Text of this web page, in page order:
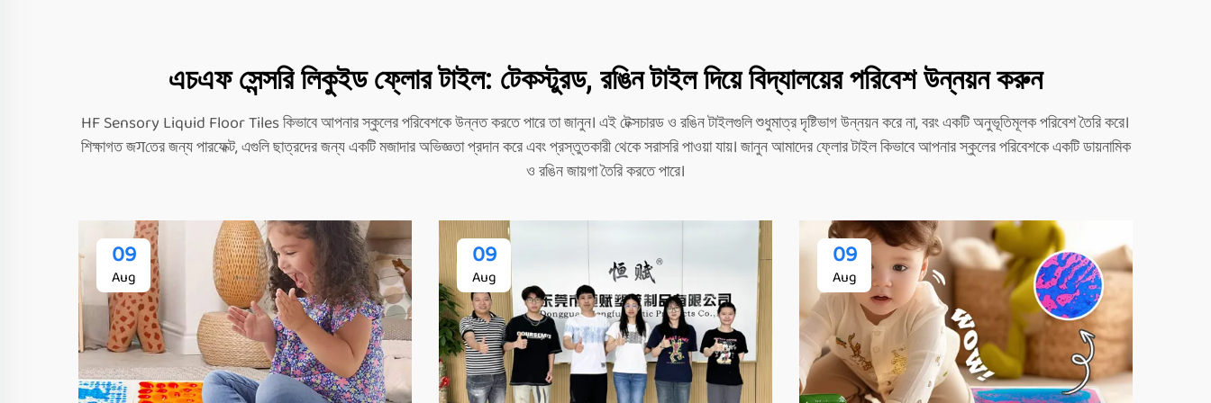
এচএফ সেন্সরি লিকুইড ফ্লোর টাইল: টেকস্টুরড, রঙিন টাইল দিয়ে বিদ্যালয়ের পরিবেশ উন্নয়ন করুন
HF Sensory Liquid Floor Tiles কিভাবে আপনার স্কুলের পরিবেশকে উন্নত করতে পারে তা জানুন। এই টেক্সচারড ও রঙিন টাইলগুলি শুধুমাত্র দৃষ্টিভাগ উন্নয়ন করে না, বরং একটি অনুভূতিমূলক পরিবেশ তৈরি করে।
শিক্ষাগত জगতের জন্য পারফেক্ট, এগুলি ছাত্রদের জন্য একটি মজাদার অভিজ্ঞতা প্রদান করে এবং প্রস্তুতকারী থেকে সরাসরি পাওয়া যায়। জানুন আমাদের ফ্লোর টাইল কিভাবে আপনার স্কুলের পরিবেশকে একটি ডায়নামিক
ও রঙিন জায়গা তৈরি করতে পারে।
09
Aug
09
Aug
09
Aug